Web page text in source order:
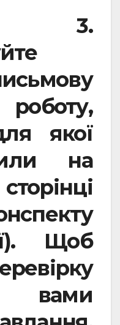
3.
якої
на
Щоб
вами